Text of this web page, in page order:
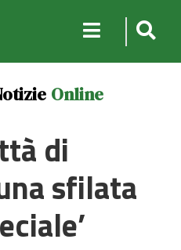
Online
di
sfilata